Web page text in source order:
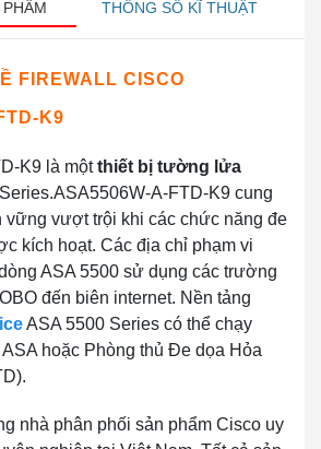
THÔNG SỐ KĨ THUẬT
FIREWALL CISCO
K9
K9 là mộtthiết bị tường lửa
A-FTD-K9 cung
vững vượt trội khi các chức năng đe
kích hoạt. Các địa chỉ phạm vi
ASA 5500 sử dụng các trường
đến biên internet. Nền tảng
ASA 5500 Series có thể chạy
hoặc Phòng thủ Đe dọa Hỏa
nhà phân phối sản phẩm Cisco uy